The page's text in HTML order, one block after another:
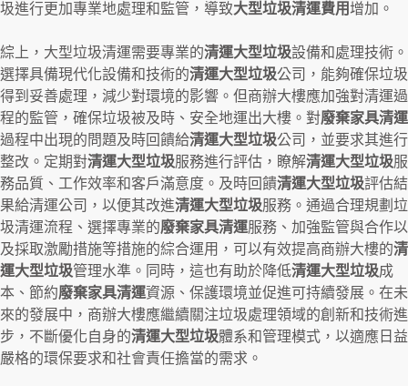
圾進行更加專業地處理和監管，導致大型垃圾清運費用增加。
綜上，大型垃圾清運需要專業的清運大型垃圾設備和處理技術。
選擇具備現代化設備和技術的清運大型垃圾公司，能夠確保垃圾
得到妥善處理，減少對環境的影響。但商辦大樓應加強對清運過
程的監管，確保垃圾被及時、安全地運出大樓。對廢棄家具清運
過程中出現的問題及時回饋給清運大型垃圾公司，並要求其進行
整改。定期對清運大型垃圾服務進行評估，瞭解清運大型垃圾服
務品質、工作效率和客戶滿意度。及時回饋清運大型垃圾評估結
果給清運公司，以便其改進清運大型垃圾服務。通過合理規劃垃
圾清運流程、選擇專業的廢棄家具清運服務、加強監管與合作以
及採取激勵措施等措施的綜合運用，可以有效提高商辦大樓的清
運大型垃圾管理水準。同時，這也有助於降低清運大型垃圾成
本、節約廢棄家具清運資源、保護環境並促進可持續發展。在未
來的發展中，商辦大樓應繼續關注垃圾處理領域的創新和技術進
步，不斷優化自身的清運大型垃圾體系和管理模式，以適應日益
嚴格的環保要求和社會責任擔當的需求。